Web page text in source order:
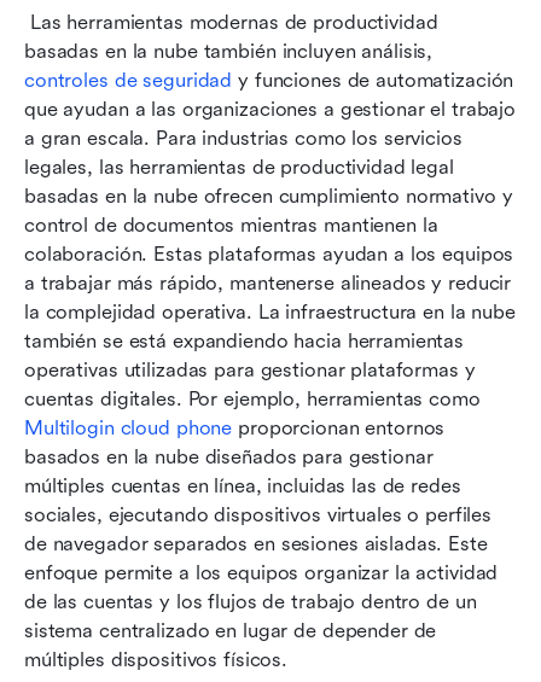
controles de seguridad y funciones de automatización
que ayudan a las organizaciones a gestionar el trabajo
a gran escala. Para industrias como los servicios
legales, las herramientas de productividad legal
basadas en la nube ofrecen cumplimiento normativo y
control de documentos mientras mantienen la
colaboración. Estas plataformas ayudan a los equipos
a trabajar más rápido, mantenerse alineados y reducir
la complejidad operativa. La infraestructura en la nube
también se está expandiendo hacia herramientas
operativas utilizadas para gestionar plataformas y
Multilogin cloud phone proporcionan entornos
basados en la nube diseñados para gestionar
múltiples cuentas en línea, incluidas las de redes
sociales, ejecutando dispositivos virtuales o perfiles
de navegador separados en sesiones aisladas. Este
enfoque permite a los equipos organizar la actividad
de las cuentas y los flujos de trabajo dentro de un
sistema centralizado en lugar de depender de
múltiples dispositivos físicos.